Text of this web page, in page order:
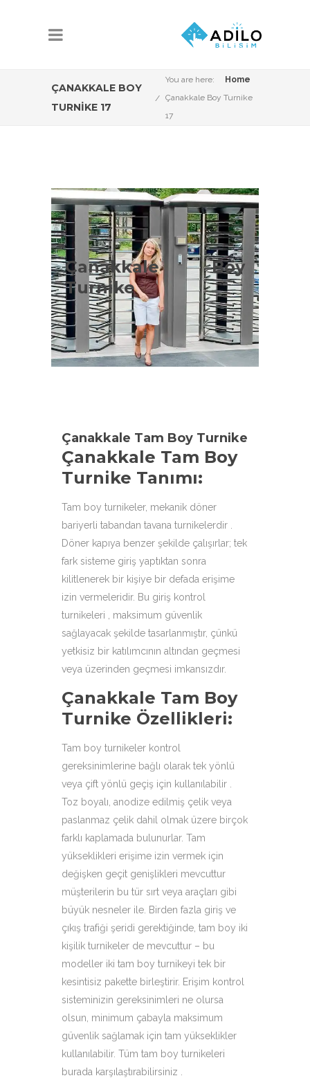
ÇANAKKALE BOY
TURNIKE 17
You are here:
Home
Çanakkale Boy Turnike
17
Çanakkale Boy
Turnike
Çanakkale Boy
Turnike Çeşitleri
ÇanakkaleBoy Turnike Sistemleri
konusunda Adilo Bilişim olarak
aşağıdaki ürün çeşitleri ile
hizmetinizdeyiz.
Çanakkale Tam Boy Turnike
Çanakkale Tam Boy
Turnike Tanımı:
Tam boy turnikeler, mekanik döner
bariyerli tabandan tavana turnikelerdir .
Döner kapıya benzer şekilde çalışırlar; tek
fark sisteme giriş yaptıktan sonra
kilitlenerek bir kişiye bir defada erişime
izin vermeleridir. Bu giriş kontrol
turnikeleri , maksimum güvenlik
sağlayacak şekilde tasarlanmıştır, çünkü
yetkisiz bir katılımcının altından geçmesi
veya üzerinden geçmesi imkansızdır.
Çanakkale Tam Boy
Turnike Özellikleri:
Tam boy turnikeler kontrol
gereksinimlerine bağlı olarak tek yönlü
veya çift yönlü geçiş için kullanılabilir .
Toz boyalı, anodize edilmiş çelik veya
paslanmaz çelik dahil olmak üzere birçok
farklı kaplamada bulunurlar. Tam
yükseklikleri erişime izin vermek için
değişken geçit genişlikleri mevcuttur
müşterilerin bu tür sırt veya araçları gibi
büyük nesneler ile. Birden fazla giriş ve
çıkış trafiği şeridi gerektiğinde, tam boy iki
kişilik turnikeler de mevcuttur – bu
modeller iki tam boy turnikeyi tek bir
kesintisiz pakette birleştirir. Erişim kontrol
sisteminizin gereksinimleri ne olursa
olsun, minimum çabayla maksimum
güvenlik sağlamak için tam yükseklikler
kullanılabilir. Tüm tam boy turnikeleri
burada karşılaştırabilirsiniz .